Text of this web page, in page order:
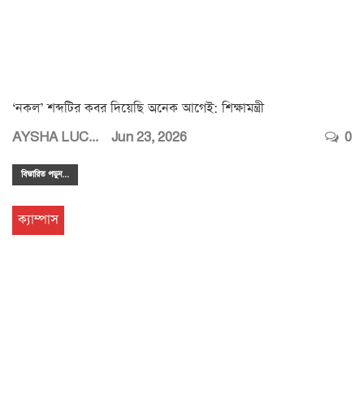
‘নকল’ শব্দটির কবর দিয়েছি অনেক আগেই: শিক্ষামন্ত্রী
AYSHA LUCKY Jun 23, 2026 0
বিস্তারিত পডুন...
ক্যাম্পাস